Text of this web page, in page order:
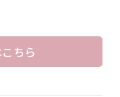
ちら